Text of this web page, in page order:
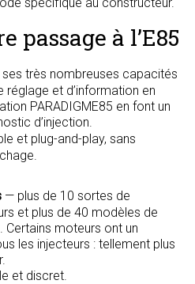
passage à l’E85
très nombreuses capacités
et d’information en
PARADIGME85 en font un
d’injection.
et plug-and-play, sans
— plus de 10 sortes de
et plus de 40 modèles de
moteurs ont un
les injecteurs : tellement plus
et discret.